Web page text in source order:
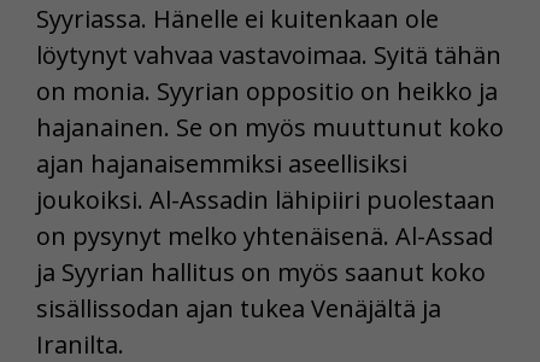
Syyriassa. Hänelle ei kuitenkaan ole
löytynyt vahvaa vastavoimaa. Syitä tähän
on monia. Syyrian oppositio on heikko ja
hajanainen. Se on myös muuttunut koko
ajan hajanaisemmiksi aseellisiksi
joukoiksi. Al-Assadin lähipiiri puolestaan
on pysynyt melko yhtenäisenä. Al-Assad
ja Syyrian hallitus on myös saanut koko
sisällissodan ajan tukea Venäjältä ja
Iranilta.